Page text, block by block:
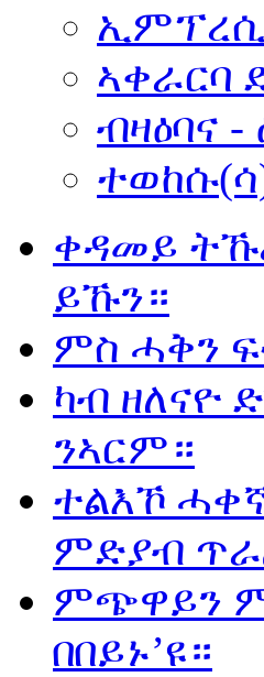
ኣቀራርባ
ብዛዕባና -
ቀዳመይ
ይኹን።
ምስ ሓቅን
ካብ ዘለናዮ
ንኣርም።
ተልእኾ
ምድያብ
ምጭዋይን
በበይኑ’ዩ።